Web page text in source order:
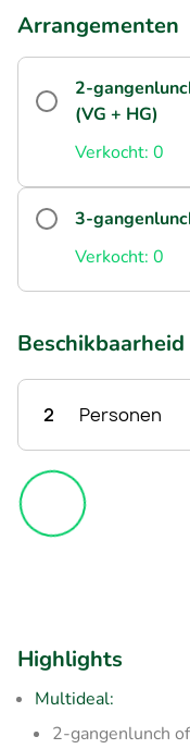
Arrangementen
2-
(VG + HG)
Verkocht: 0
3-
Verkocht: 0
Beschikbaarheid
2 Personen
Highlights
Multideal:
2-gangenlunch